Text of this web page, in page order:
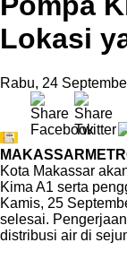
Lokasi
Rabu, 24
Kota Makassar
Kima A1 serta
Kamis, 25
selesai.
distribusi air di